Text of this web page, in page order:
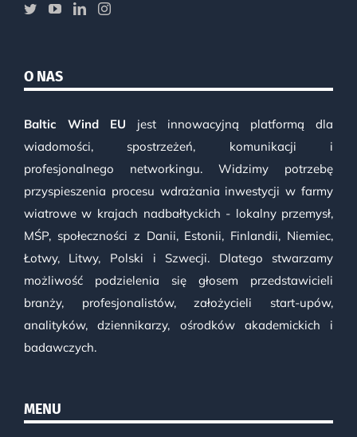
O NAS
Baltic Wind EU jest innowacyjną platformą dla
wiadomości, spostrzeżeń, komunikacji i
profesjonalnego networkingu. Widzimy potrzebę
przyspieszenia procesu wdrażania inwestycji w farmy
wiatrowe w krajach nadbałtyckich - lokalny przemysł,
MŚP, społeczności z Danii, Estonii, Finlandii, Niemiec,
Łotwy, Litwy, Polski i Szwecji. Dlatego stwarzamy
możliwość podzielenia się głosem przedstawicieli
branży, profesjonalistów, założycieli start-upów,
analityków, dziennikarzy, ośrodków akademickich i
badawczych.
MENU